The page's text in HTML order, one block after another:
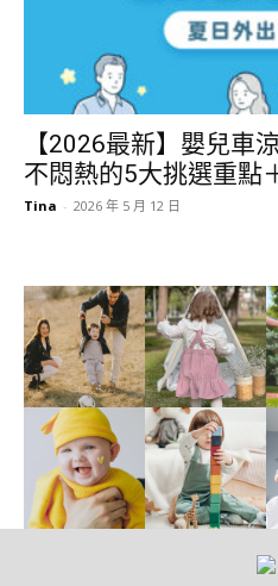
【2026最新】嬰兒車
不悶熱的5大挑選重點
Tina - 2026 年 5 月 12 日